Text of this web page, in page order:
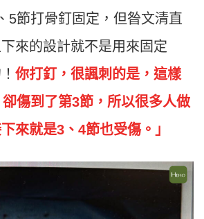
5節打骨釘固定，但昝文清直
來的設計就不是用來固定
你打釘，很諷刺的是，這樣
傷到了第3節，所以很多人做
來就是3、4節也受傷。」